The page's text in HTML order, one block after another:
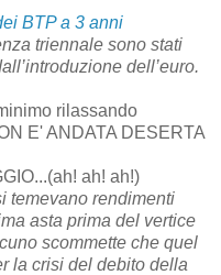
BTP a 3 anni
triennale sono stati
dell’euro.
rilassando
E' ANDATA DESERTA
ah! ah!)
temevano rendimenti
asta prima del vertice
scommette che quel
la crisi del debito della